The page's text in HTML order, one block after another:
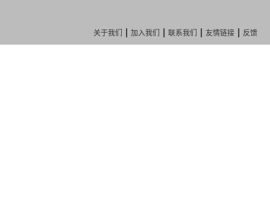
关于我们 加入我们 联系我们 友情链接 反馈